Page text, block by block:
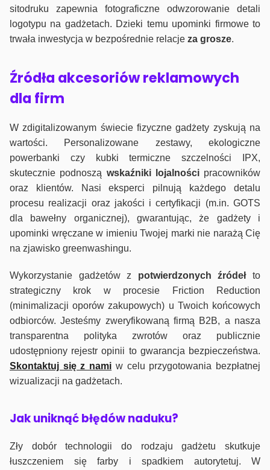
sitodruku zapewnia fotograficzne odwzorowanie detali
logotypu na gadżetach. Dzieki temu upominki firmowe to
trwała inwestycja w bezpośrednie relacje za grosze.
Źródła akcesoriów reklamowych
dla firm
W zdigitalizowanym świecie fizyczne gadżety zyskują na
wartości. Personalizowane zestawy, ekologiczne
powerbanki czy kubki termiczne szczelności IPX,
skutecznie podnoszą wskaźniki lojalnościpracowników
oraz klientów. Nasi eksperci pilnują każdego detalu
procesu realizacji oraz jakości i certyfikacji (m.in. GOTS
dla bawełny organicznej), gwarantując, że gadżety i
upominki wręczane w imieniu Twojej marki nie narażą Cię
na zjawisko greenwashingu.
Wykorzystanie gadżetów z potwierdzonych źródełto
strategiczny krok w procesie Friction Reduction
(minimalizacji oporów zakupowych) u Twoich końcowych
odbiorców. Jesteśmy zweryfikowaną firmą B2B, a nasza
transparentna polityka zwrotów oraz publicznie
udostępniony rejestr opinii to gwarancja bezpieczeństwa.
Skontaktuj się z nami w celu przygotowania bezpłatnej
wizualizacji na gadżetach.
Jak uniknąć błędów naduku?
Zły dobór technologii do rodzaju gadżetu skutkuje
łuszczeniem się farby i spadkiem autorytetuj. W